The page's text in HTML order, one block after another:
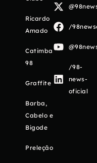
Ricardo
Amado
Catimba
98
Graffite
Barba,
Cabelo e
Bigode
Preleção
/
/98-
news-
oficial